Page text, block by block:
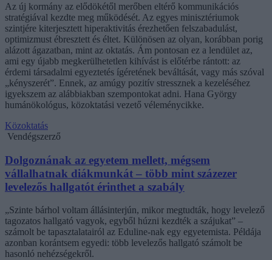
Az új kormány az elődökétől merőben eltérő kommunikációs
stratégiával kezdte meg működését. Az egyes minisztériumok
szintjére kiterjesztett hiperaktivitás érezhetően felszabadulást,
optimizmust ébresztett és éltet. Különösen az olyan, korábban porig
alázott ágazatban, mint az oktatás. Ám pontosan ez a lendület az,
ami egy újabb megkerülhetetlen kihívást is előtérbe rántott: az
érdemi társadalmi egyeztetés ígéretének beváltását, vagy más szóval
„kényszerét”. Ennek, az amúgy pozitív stressznek a kezeléséhez
igyekszem az alábbiakban szempontokat adni. Hana György
humánökológus, közoktatási vezető véleménycikke.
Közoktatás
Vendégszerző
Dolgoznának az egyetem mellett, mégsem
vállalhatnak diákmunkát – több mint százezer
levelezős hallgatót érinthet a szabály
„Szinte bárhol voltam állásinterjún, mikor megtudták, hogy levelező
tagozatos hallgató vagyok, egyből húzni kezdték a szájukat” –
számolt be tapasztalatairól az Eduline-nak egy egyetemista. Példája
azonban korántsem egyedi: több levelezős hallgató számolt be
hasonló nehézségekről.